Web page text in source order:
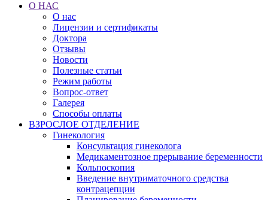
О НАС
О нас
Лицензии и сертификаты
Доктора
Отзывы
Новости
Полезные статьи
Режим работы
Вопрос-ответ
Галерея
Способы оплаты
ВЗРОСЛОЕ ОТДЕЛЕНИЕ
Гинекология
Консультация гинеколога
Медикаментозное прерывание беременности
Кольпоскопия
Введение внутриматочного средства
контрацепции